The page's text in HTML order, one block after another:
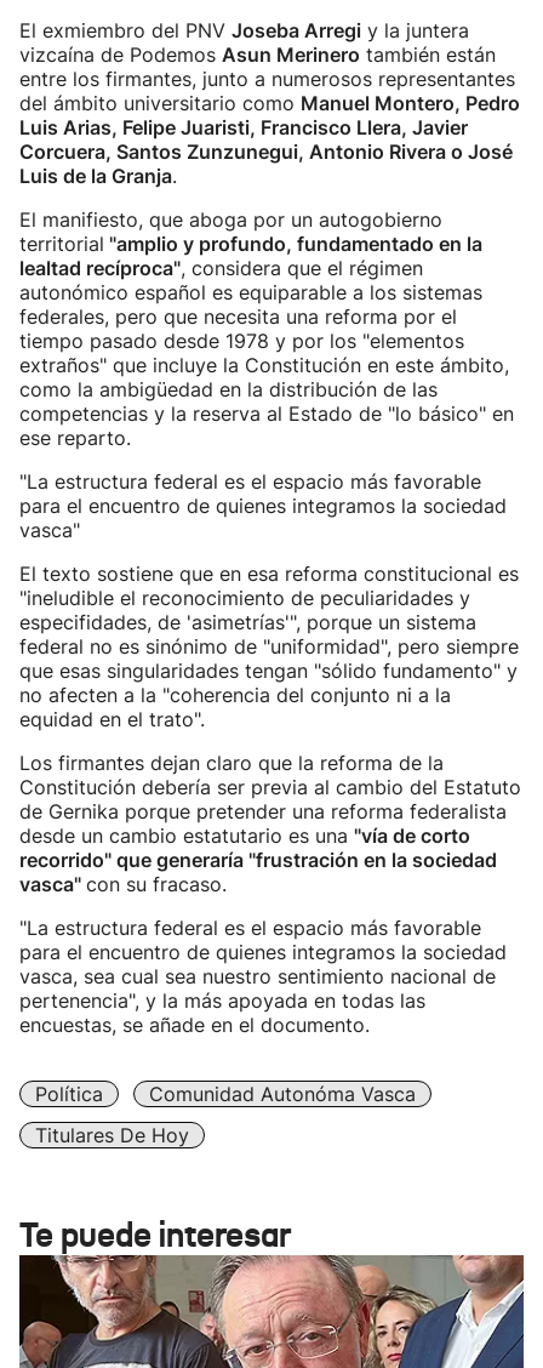
El exmiembro del PNV Joseba Arregi y la juntera
vizcaína de Podemos Asun Merinero también están
entre los firmantes, junto a numerosos representantes
del ámbito universitario como Manuel Montero, Pedro
Luis Arias, Felipe Juaristi, Francisco Llera, Javier
Corcuera, Santos Zunzunegui, Antonio Rivera o José
Luis de la Granja.
El manifiesto, que aboga por un autogobierno
territorial "amplio y profundo, fundamentado en la
lealtad recíproca", considera que el régimen
autonómico español es equiparable a los sistemas
federales, pero que necesita una reforma por el
tiempo pasado desde 1978 y por los "elementos
extraños" que incluye la Constitución en este ámbito,
como la ambigüedad en la distribución de las
competencias y la reserva al Estado de "lo básico" en
ese reparto.
"La estructura federal es el espacio más favorable
para el encuentro de quienes integramos la sociedad
vasca"
El texto sostiene que en esa reforma constitucional es
"ineludible el reconocimiento de peculiaridades y
especifidades, de 'asimetrías'", porque un sistema
federal no es sinónimo de "uniformidad", pero siempre
que esas singularidades tengan "sólido fundamento" y
no afecten a la "coherencia del conjunto ni a la
equidad en el trato".
Los firmantes dejan claro que la reforma de la
Constitución debería ser previa al cambio del Estatuto
de Gernika porque pretender una reforma federalista
desde un cambio estatutario es una "vía de corto
recorrido" que generaría "frustración en la sociedad
vasca" con su fracaso.
"La estructura federal es el espacio más favorable
para el encuentro de quienes integramos la sociedad
vasca, sea cual sea nuestro sentimiento nacional de
pertenencia", y la más apoyada en todas las
encuestas, se añade en el documento.
Política
Comunidad Autonóma Vasca
Titulares De Hoy
Te puede interesar